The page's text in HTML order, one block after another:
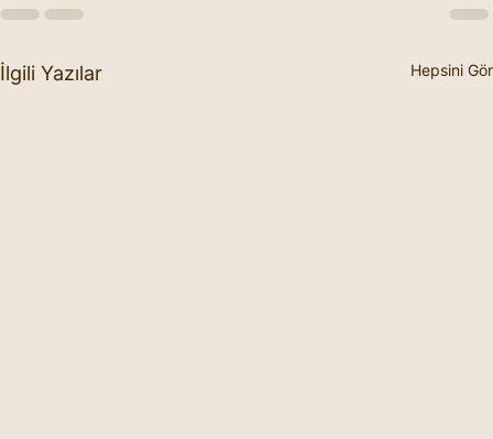
İlgili Yazılar Hepsini Gör